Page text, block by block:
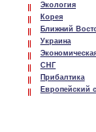
Экология
Корея
Ближний
Украина
СНГ
Прибалтика
Европейский